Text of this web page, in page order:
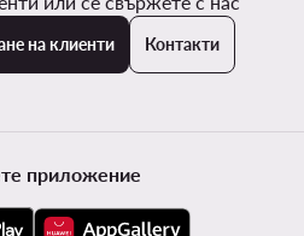
на клиенти Контакти
приложение